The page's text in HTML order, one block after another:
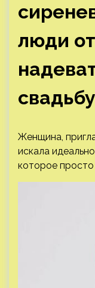
люди
Женщина,
искала
которое